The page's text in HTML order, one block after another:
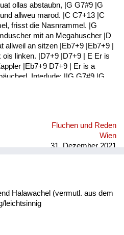
ollas abstaubn, |G G7#9 |G
allweu marod. |C C7+13 |C
frisst die Nasnrammel. |G
mit an Megahuscher |D
allweil an sitzen |Eb7+9 |Eb7+9 |
ois linken. |D7+9 |D7+9 | E Er is
|Eb7+9 D7+9 | Er is a
Interlude: ||G G7#9 |G
Fluchen und Reden
Wien
31. Dezember 2021
Halawachel (vermutl. aus dem
leichtsinnig